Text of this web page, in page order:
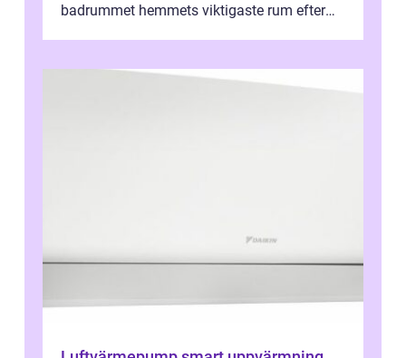
badrummet hemmets viktigaste rum efter